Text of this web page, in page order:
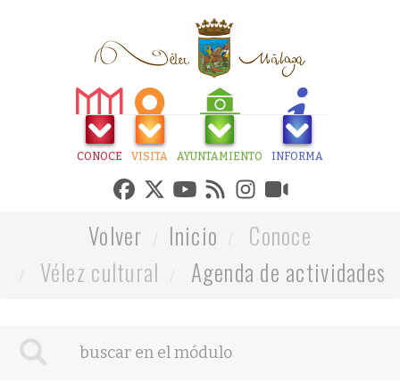
CONOCE VISITA AYUNTAMIENTO INFORMA
Volver Inicio
Conoce
Vélez cultural
Agenda de actividades